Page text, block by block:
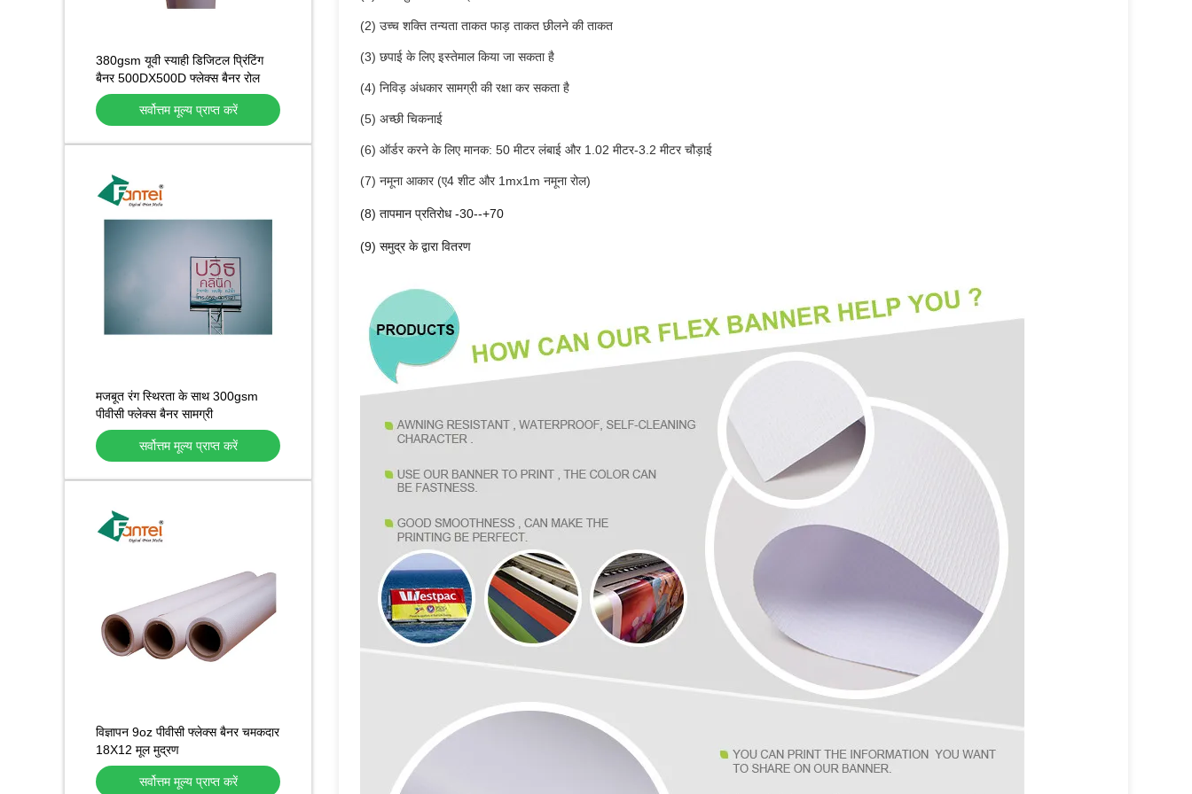
(2) उच्च शक्ति तन्यता ताकत फाड़ ताकत छीलने की ताकत
(3) छपाई के लिए इस्तेमाल किया जा सकता है
(4) निविड़ अंधकार सामग्री की रक्षा कर सकता है
(5) अच्छी चिकनाई
(6) ऑर्डर करने के लिए मानक: 50 मीटर लंबाई और 1.02 मीटर-3.2 मीटर चौड़ाई
(7) नमूना आकार (ए4 शीट और 1mx1m नमूना रोल)
(8) तापमान प्रतिरोध -30--+70
(9) समुद्र के द्वारा वितरण
380gsm यूवी स्याही डिजिटल प्रिंटिंग
बैनर 500DX500D फ्लेक्स बैनर रोल
सर्वोत्तम मूल्य प्राप्त करें
मजबूत रंग स्थिरता के साथ 300gsm
पीवीसी फ्लेक्स बैनर सामग्री
300DX500D
सर्वोत्तम मूल्य प्राप्त करें
विज्ञापन 9oz पीवीसी फ्लेक्स बैनर चमकदार
18X12 मूल मुद्रण
सर्वोत्तम मूल्य प्राप्त करें